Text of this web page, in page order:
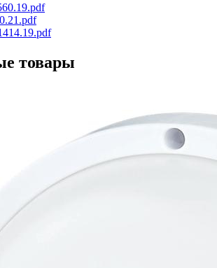
товары